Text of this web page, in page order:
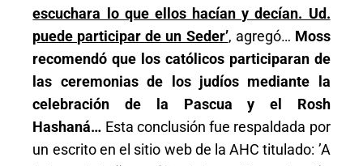
escuchara lo que ellos hacían y decían. Ud.
puede participar de un Seder’, agregó… Moss
recomendó que los católicos participaran de
las ceremonias de los judíos mediante la
celebración de la Pascua y el Rosh
Hashaná… Esta conclusión fue respaldada por
un escrito en el sitio web de la AHC titulado: ’A